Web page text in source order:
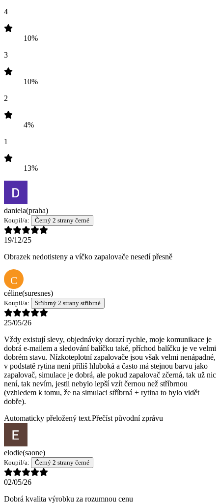
4
10%
3
10%
2
4%
1
13%
daniela(praha)
Koupil/a: Černý 2 strany černé
19/12/25
Obrazek nedotisteny a víčko zapalovače nesedí přesně
C
céline(suresnes)
Koupil/a: Stříbrný 2 strany stříbrné
25/05/26
Vždy existují slevy, objednávky dorazí rychle, moje komunikace je
dobrá e-mailem a sledování balíčku také, příchod balíčku je ve velmi
dobrém stavu. Nízkoteplotní zapalovače jsou však velmi nenápadné,
v podstatě rytina není příliš hluboká a často má stejnou barvu jako
zapalovač, simulace je dobrá, ale pokud zapalovač zčerná, tak už nic
není, tak nevím, jestli nebylo lepší vzít černou než stříbrnou
(vzhledem k tomu, že na simulaci stříbrná + rytina to bylo vidět
dobře).
Automaticky přeložený text.Přečíst původní zprávu
elodie(saone)
Koupil/a: Černý 2 strany černé
02/05/26
Dobrá kvalita výrobku za rozumnou cenu